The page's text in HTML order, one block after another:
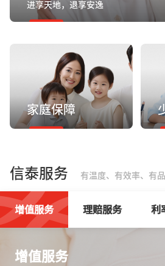
进享天地，退享安逸
家庭保障
信泰服务 有温度、有效率、有
增值服务
增值服务 理赔服务 利